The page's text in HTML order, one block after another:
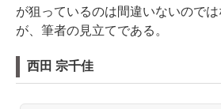
が狙っているのは間違いないので
が、筆者の見立てである。
西田 宗千佳